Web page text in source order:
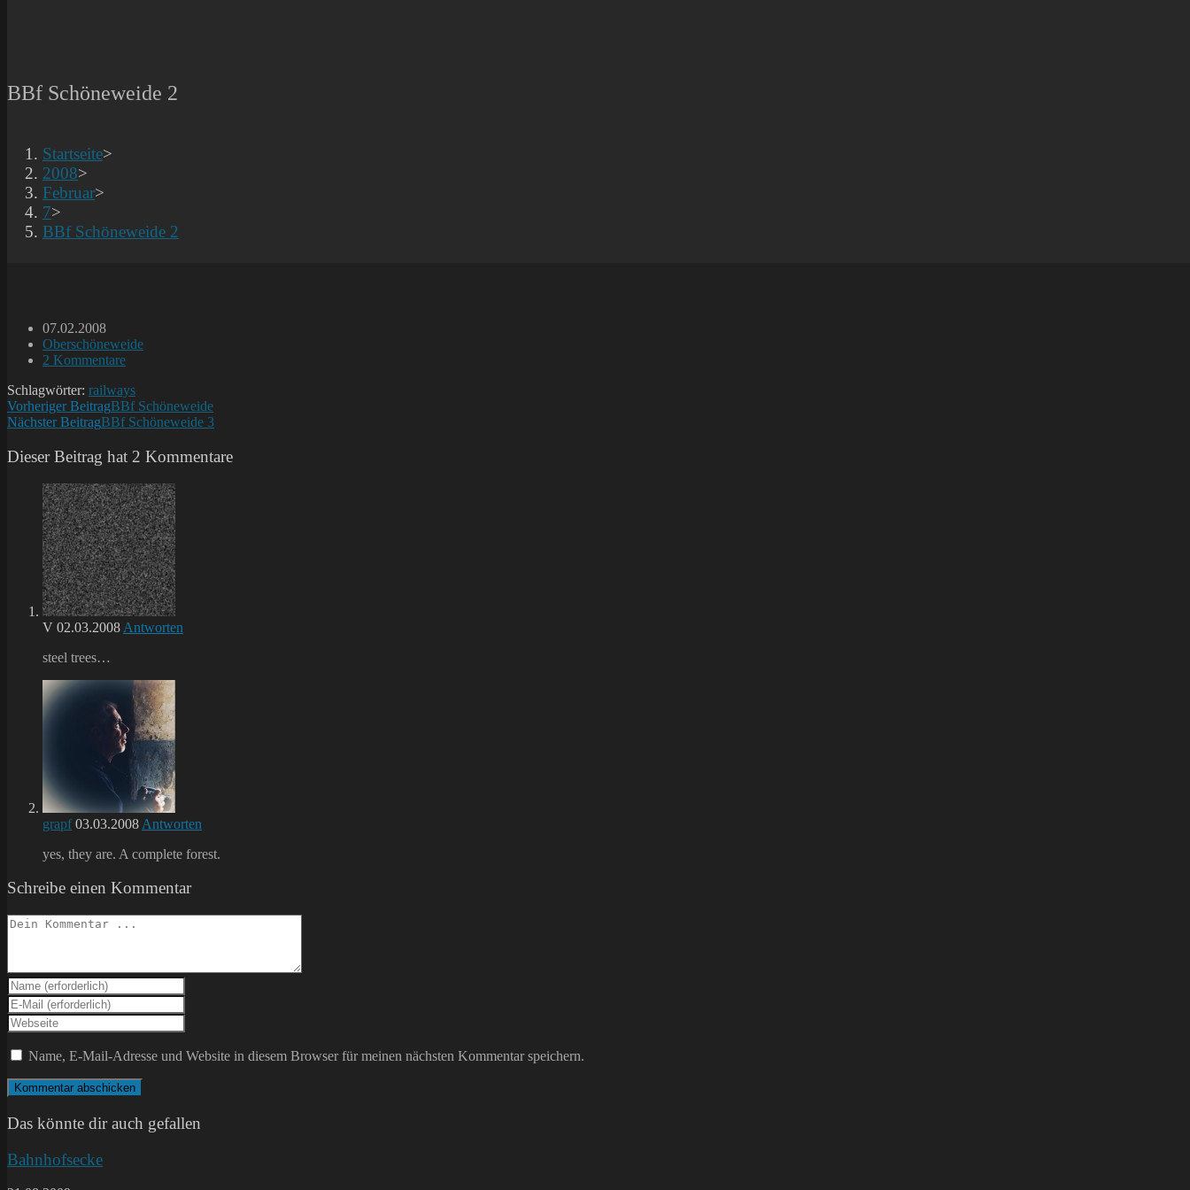
BBf Schöneweide 2
Startseite>
2008>
Februar>
7>
BBf Schöneweide 2
Beitrag
veröffentlicht:
07.02.2008
Beitrags-
Kategorie:
Oberschöneweide
Beitrags-
2 Kommentare
Schlagwörter: railways
Weitere
Artikel
ansehen
Vorheriger BeitragBBf Schöneweide
Nächster BeitragBBf Schöneweide 3
Dieser Beitrag hat 2 Kommentare
V 02.03.2008 Antworten
steel trees…
grapf 03.03.2008 Antworten
yes, they are. A complete forest.
Schreibe einen Kommentar
Kommentieren
Gib
deinen
Namen
oder
Benutzernamen
zum
Kommentieren
ein
Gib
deine
E-
Mail-
Adresse
zum
Kommentieren
Gib
deine
Website-
ein
(optional)
Name, E-Mail-Adresse und Website in diesem Browser für meinen nächsten Kommentar speichern.
Das könnte dir auch gefallen
Bahnhofsecke